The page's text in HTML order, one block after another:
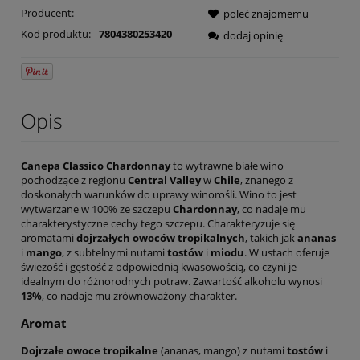
Producent: -
Kod produktu: 7804380253420
poleć znajomemu
dodaj opinię
Opis
Canepa Classico Chardonnayto wytrawne białe wino
pochodzące z regionu Central ValleywChile, znanego z
doskonałych warunków do uprawy winorośli. Wino to jest
wytwarzane w 100% ze szczepu Chardonnay, co nadaje mu
charakterystyczne cechy tego szczepu. Charakteryzuje się
aromatami dojrzałych owoców tropikalnych, takich jakananas
i mango, z subtelnymi nutami tostów i miodu. W ustach oferuje
świeżość i gęstość z odpowiednią kwasowością, co czyni je
idealnym do różnorodnych potraw. Zawartość alkoholu wynosi
13%, co nadaje mu zrównoważony charakter.
Aromat
Dojrzałe owoce tropikalne (ananas, mango) z nutami tostów i